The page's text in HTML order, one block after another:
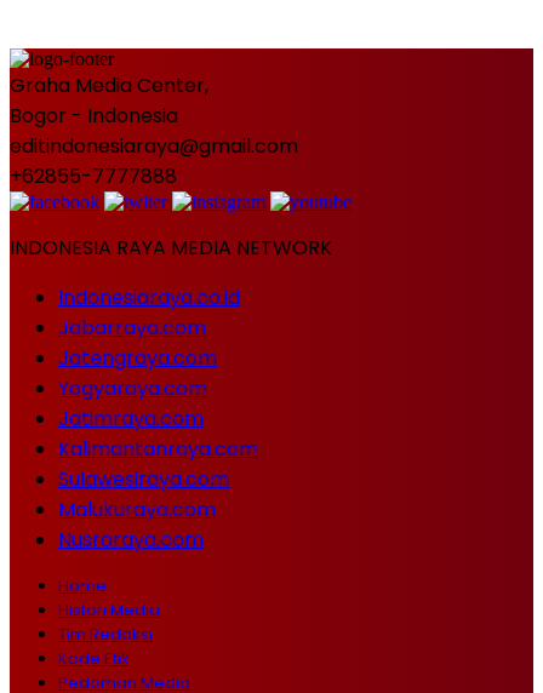
Graha Media Center,
Bogor - Indonesia
editindonesiaraya@gmail.com
+62855-7777888
INDONESIA RAYA MEDIA NETWORK
Indonesiaraya.co.id
Jabarraya.com
Jatengraya.com
Yogyaraya.com
Jatimraya.com
Kalimantanraya.com
Sulawesiraya.com
Malukuraya.com
Nusraraya.com
Home
Histori Media
Tim Redaksi
Kode Etik
Pedoman Media